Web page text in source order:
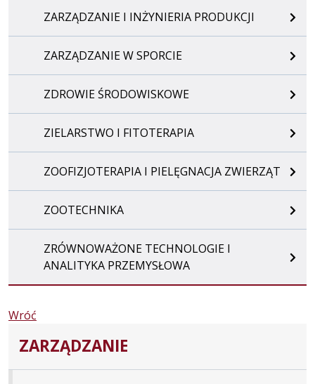
ZARZĄDZANIE I INŻYNIERIA PRODUKCJI
ZARZĄDZANIE W SPORCIE
ZDROWIE ŚRODOWISKOWE
ZIELARSTWO I FITOTERAPIA
ZOOFIZJOTERAPIA I PIELĘGNACJA ZWIERZĄT
ZOOTECHNIKA
ZRÓWNOWAŻONE TECHNOLOGIE I
ANALITYKA PRZEMYSŁOWA
Wróć
ZARZĄDZANIE